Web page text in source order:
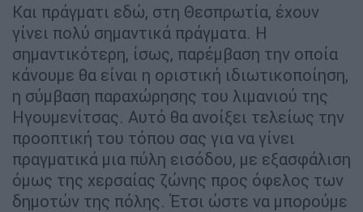
Και πράγματι εδώ, στη Θεσπρωτία, έχουν
γίνει πολύ σημαντικά πράγματα. Η
σημαντικότερη, ίσως, παρέμβαση την οποία
κάνουμε θα είναι η οριστική ιδιωτικοποίηση,
η σύμβαση παραχώρησης του λιμανιού της
Ηγουμενίτσας. Αυτό θα ανοίξει τελείως την
προοπτική του τόπου σας για να γίνει
πραγματικά μια πύλη εισόδου, με εξασφάλιση
όμως της χερσαίας ζώνης προς όφελος των
δημοτών της πόλης. Έτσι ώστε να μπορούμε